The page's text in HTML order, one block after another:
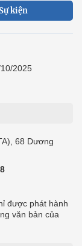
kiện
2025
68 Dương
được phát hành
văn bản của